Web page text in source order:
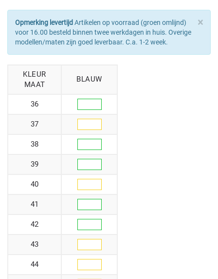
×
Opmerking levertijd Artikelen op voorraad (groen omlijnd)
voor 16.00 besteld binnen twee werkdagen in huis. Overige
modellen/maten zijn goed leverbaar. C.a. 1-2 week.
KLEUR
MAAT
BLAUW
36
37
38
39
40
41
42
43
44